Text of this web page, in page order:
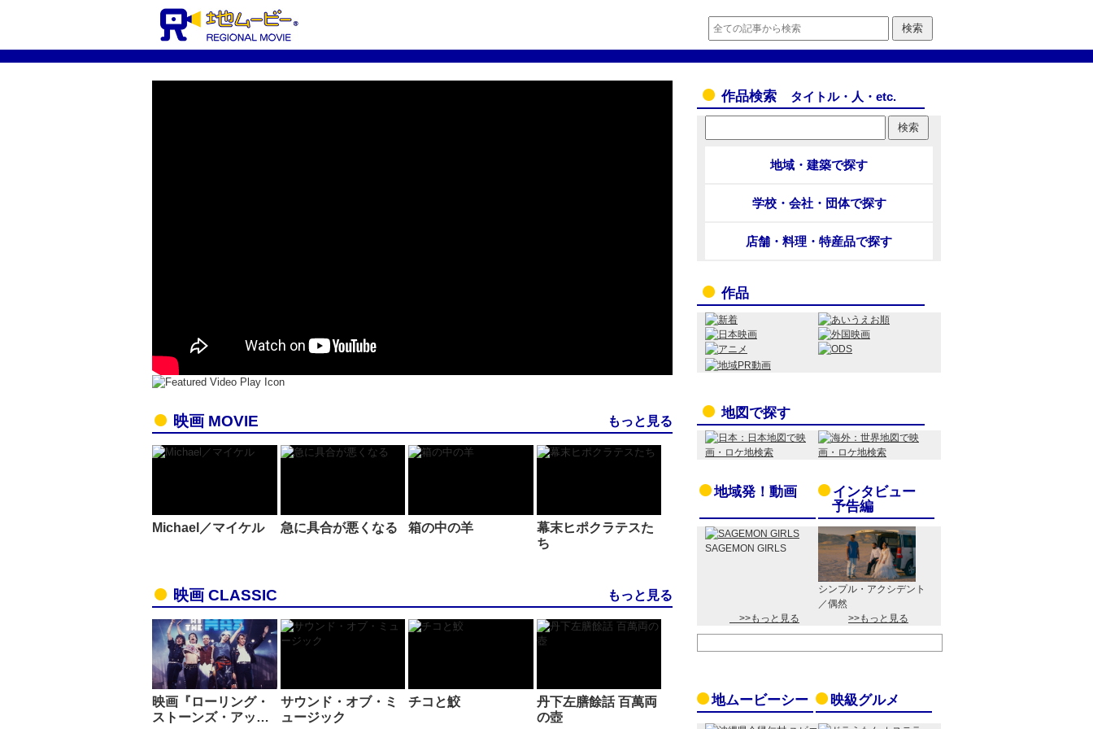
映画 MOVIE もっと見る
Michael／マイケル 急に具合が悪くなる 箱の中の羊
幕末ヒポクラテスた
ち
映画 CLASSIC もっと見る
映画『ローリング・
ストーンズ・アッ…
サウンド・オブ・ミ
ュージック
チコと鮫
丹下左膳餘話 百萬両
の壺
作品検索 タイトル・人・etc.
地域・建築で探す
学校・会社・団体で探す
店舗・料理・特産品で探す
作品
地図で探す
地域発！動画
インタビュー
予告編
SAGEMON GIRLS
シンプル・アクシデント
／偶然
>>もっと見る
>>もっと見る
地ムービーシー 映級グルメ